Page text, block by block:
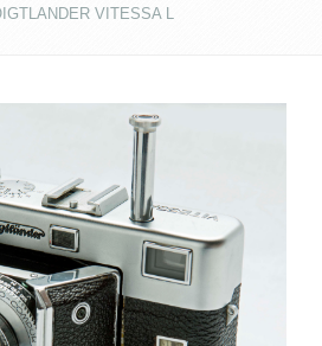
VITESSA L